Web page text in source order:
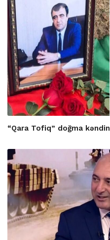
“Qara Tofiq” doğma